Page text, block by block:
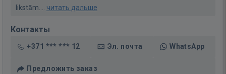
likstām.... читать дальше
Контакты
+371 *** *** 12 Эл. почта WhatsApp
Предложить заказ